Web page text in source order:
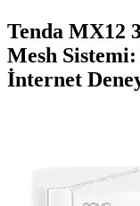
Tenda MX12
Mesh
İnternet